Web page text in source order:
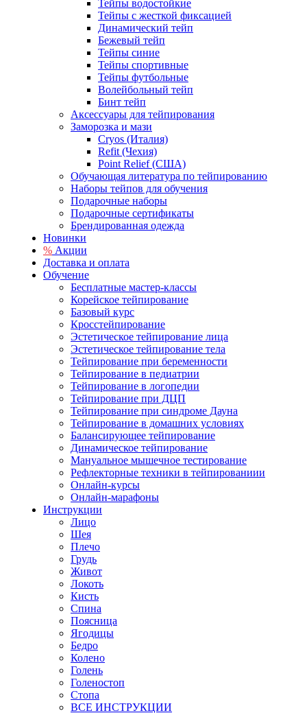
Тейпы водостойкие
Тейпы с жесткой фиксацией
Динамический тейп
Бежевый тейп
Тейпы синие
Тейпы спортивные
Тейпы футбольные
Волейбольный тейп
Бинт тейп
Аксессуары для тейпирования
Заморозка и мази
Cryos (Италия)
Refit (Чехия)
Point Relief (США)
Обучающая литература по тейпированию
Наборы тейпов для обучения
Подарочные наборы
Подарочные сертификаты
Брендированная одежда
Новинки
% Акции
Доставка и оплата
Обучение
Бесплатные мастер-классы
Корейское тейпирование
Базовый курс
Кросстейпирование
Эстетическое тейпирование лица
Эстетическое тейпирование тела
Тейпирование при беременности
Тейпирование в педиатрии
Тейпирование в логопедии
Тейпирование при ДЦП
Тейпирование при синдроме Дауна
Тейпирование в домашних условиях
Балансирующее тейпирование
Динамическое тейпирование
Мануальное мышечное тестирование
Рефлекторные техники в тейпированиии
Онлайн-курсы
Онлайн-марафоны
Инструкции
Лицо
Шея
Плечо
Грудь
Живот
Локоть
Кисть
Спина
Поясница
Ягодицы
Бедро
Колено
Голень
Голеностоп
Стопа
ВСЕ ИНСТРУКЦИИ